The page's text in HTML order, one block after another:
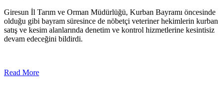
Giresun İl Tarım ve Orman Müdürlüğü, Kurban Bayramı öncesinde
olduğu gibi bayram süresince de nöbetçi veteriner hekimlerin kurban
satış ve kesim alanlarında denetim ve kontrol hizmetlerine kesintisiz
devam edeceğini bildirdi.
Read More